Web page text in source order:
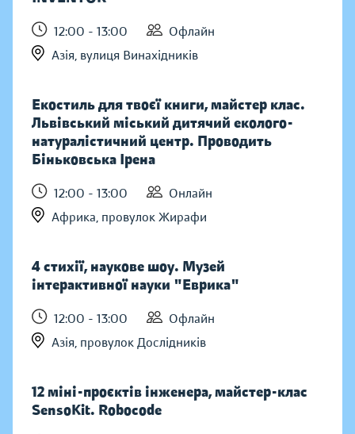
12:00 - 13:00
Офлайн
Азія, вулиця Винахідників
Екостиль для твоєї книги, майстер клас.
Львівський міський дитячий еколого-
натуралістичний центр. Проводить
Біньковська Ірена
12:00 - 13:00
Онлайн
Африка, провулок Жирафи
4 стихії, наукове шоу. Музей
інтерактивної науки "Еврика"
12:00 - 13:00
Офлайн
Азія, провулок Дослідників
12 міні-проєктів інженера, майстер-клас
SensoKit. Robocode